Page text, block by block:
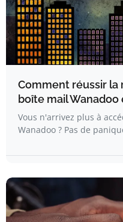
Comment réussir
boîte mail
Vous n'arrivez plus à
Wanadoo ? Pas de